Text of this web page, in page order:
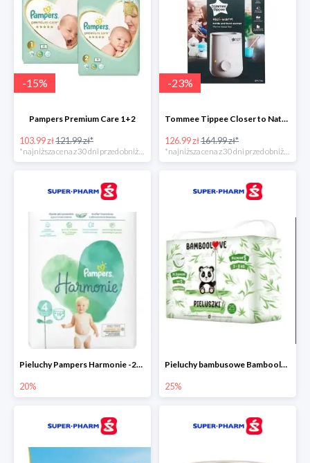
-15%
Pampers Premium Care 1+2
103.99 zł121.99 zł*
*najniższa cena z 30 dni przed obniżką
-23%
Tommee Tippee Closer to Nature - elektryczny podgrzewacz butelek i pokarmu
126.99 zł164.99 zł*
*najniższa cena z 30 dni przed obniżką
Pieluchy Pampers Harmonie -20%
20%
Pieluchy bambusowe Bamboolove S -25%
25%